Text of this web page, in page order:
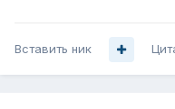
Вставить ник